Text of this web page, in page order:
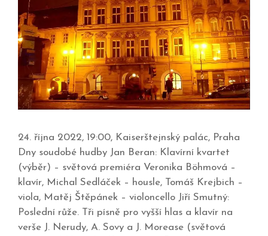
24. října 2022, 19:00, Kaiserštejnský palác, Praha
Dny soudobé hudby Jan Beran: Klavírní kvartet
(výběr) – světová premiéra Veronika Böhmová –
klavír, Michal Sedláček – housle, Tomáš Krejbich –
viola, Matěj Štěpánek – violoncello Jiří Smutný:
Poslední růže. Tři písně pro vyšší hlas a klavír na
verše J. Nerudy, A. Sovy a J. Morease (světová